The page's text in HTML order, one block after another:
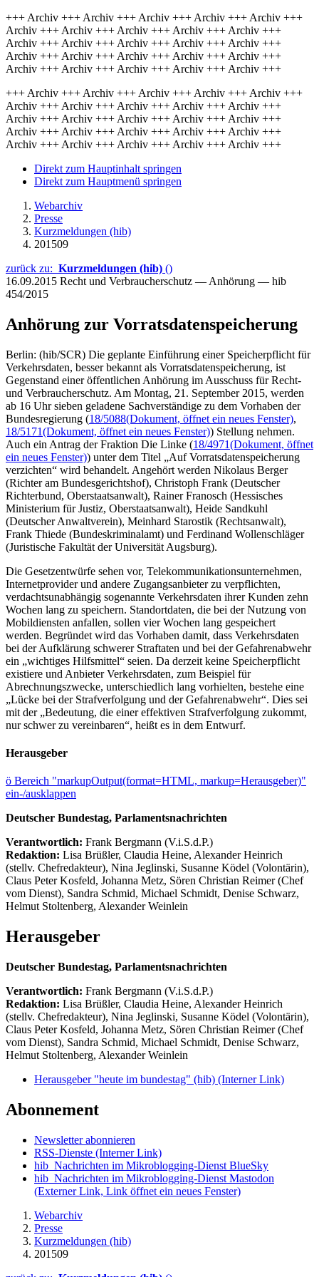
+++ Archiv +++ Archiv +++ Archiv +++ Archiv +++ Archiv +++
Archiv +++ Archiv +++ Archiv +++ Archiv +++ Archiv +++
Archiv +++ Archiv +++ Archiv +++ Archiv +++ Archiv +++
Archiv +++ Archiv +++ Archiv +++ Archiv +++ Archiv +++
Archiv +++ Archiv +++ Archiv +++ Archiv +++ Archiv +++
+++ Archiv +++ Archiv +++ Archiv +++ Archiv +++ Archiv +++
Archiv +++ Archiv +++ Archiv +++ Archiv +++ Archiv +++
Archiv +++ Archiv +++ Archiv +++ Archiv +++ Archiv +++
Archiv +++ Archiv +++ Archiv +++ Archiv +++ Archiv +++
Archiv +++ Archiv +++ Archiv +++ Archiv +++ Archiv +++
Direkt zum Hauptinhalt springen
Direkt zum Hauptmenü springen
Webarchiv
Presse
Kurzmeldungen (hib)
201509
zurück zu: Kurzmeldungen (hib) ()
16.09.2015 Recht und Verbraucherschutz — Anhörung — hib
454/2015
Anhörung zur Vorratsdatenspeicherung
Berlin: (hib/SCR) Die geplante Einführung einer Speicherpflicht für
Verkehrsdaten, besser bekannt als Vorratsdatenspeicherung, ist
Gegenstand einer öffentlichen Anhörung im Ausschuss für Recht-
und Verbraucherschutz. Am Montag, 21. September 2015, werden
ab 16 Uhr sieben geladene Sachverständige zu dem Vorhaben der
Bundesregierung (18/5088(Dokument, öffnet ein neues Fenster),
18/5171(Dokument, öffnet ein neues Fenster)) Stellung nehmen.
Auch ein Antrag der Fraktion Die Linke (18/4971(Dokument, öffnet
ein neues Fenster)) unter dem Titel „Auf Vorratsdatenspeicherung
verzichten“ wird behandelt. Angehört werden Nikolaus Berger
(Richter am Bundesgerichtshof), Christoph Frank (Deutscher
Richterbund, Oberstaatsanwalt), Rainer Franosch (Hessisches
Ministerium für Justiz, Oberstaatsanwalt), Heide Sandkuhl
(Deutscher Anwaltverein), Meinhard Starostik (Rechtsanwalt),
Frank Thiede (Bundeskriminalamt) und Ferdinand Wollenschläger
(Juristische Fakultät der Universität Augsburg).
Die Gesetzentwürfe sehen vor, Telekommunikationsunternehmen,
Internetprovider und andere Zugangsanbieter zu verpflichten,
verdachtsunabhängig sogenannte Verkehrsdaten ihrer Kunden zehn
Wochen lang zu speichern. Standortdaten, die bei der Nutzung von
Mobildiensten anfallen, sollen vier Wochen lang gespeichert
werden. Begründet wird das Vorhaben damit, dass Verkehrsdaten
bei der Aufklärung schwerer Straftaten und bei der Gefahrenabwehr
ein „wichtiges Hilfsmittel“ seien. Da derzeit keine Speicherpflicht
existiere und Anbieter Verkehrsdaten, zum Beispiel für
Abrechnungszwecke, unterschiedlich lang vorhielten, bestehe eine
„Lücke bei der Strafverfolgung und der Gefahrenabwehr“. Dies sei
mit der „Bedeutung, die einer effektiven Strafverfolgung zukommt,
nur schwer zu vereinbaren“, heißt es in dem Entwurf.
Herausgeber
ö Bereich "markupOutput(format=HTML, markup=Herausgeber)"
ein-/ausklappen
Deutscher Bundestag, Parlamentsnachrichten
Verantwortlich: Frank Bergmann (V.i.S.d.P.)
Redaktion: Lisa Brüßler, Claudia Heine, Alexander Heinrich
(stellv. Chefredakteur), Nina Jeglinski, Susanne Ködel (Volontärin),
Claus Peter Kosfeld, Johanna Metz, Sören Christian Reimer (Chef
vom Dienst), Sandra Schmid, Michael Schmidt, Denise Schwarz,
Helmut Stoltenberg, Alexander Weinlein
Herausgeber
Deutscher Bundestag, Parlamentsnachrichten
Verantwortlich: Frank Bergmann (V.i.S.d.P.)
Redaktion: Lisa Brüßler, Claudia Heine, Alexander Heinrich
(stellv. Chefredakteur), Nina Jeglinski, Susanne Ködel (Volontärin),
Claus Peter Kosfeld, Johanna Metz, Sören Christian Reimer (Chef
vom Dienst), Sandra Schmid, Michael Schmidt, Denise Schwarz,
Helmut Stoltenberg, Alexander Weinlein
Herausgeber "heute im bundestag" (hib) (Interner Link)
Abonnement
Newsletter abonnieren
RSS-Dienste (Interner Link)
hib_Nachrichten im Mikroblogging-Dienst BlueSky
hib_Nachrichten im Mikroblogging-Dienst Mastodon
(Externer Link, Link öffnet ein neues Fenster)
Webarchiv
Presse
Kurzmeldungen (hib)
201509